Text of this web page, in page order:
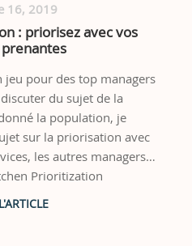
16, 2019
: priorisez avec vos
jeu pour des top managers
du sujet de la
la population, je
sur la priorisation avec
les autres managers…
Prioritization